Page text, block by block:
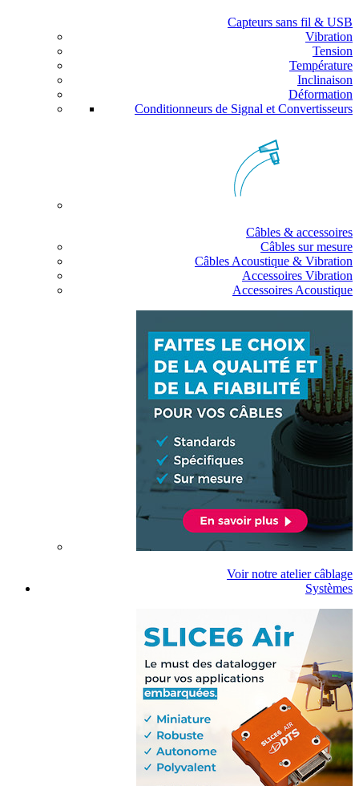
Capteurs sans fil & USB
Vibration
Tension
Température
Inclinaison
Déformation
Conditionneurs de Signal et Convertisseurs
Câbles & accessoires
Câbles sur mesure
Câbles Acoustique & Vibration
Accessoires Vibration
Accessoires Acoustique
Voir notre atelier câblage
Systèmes